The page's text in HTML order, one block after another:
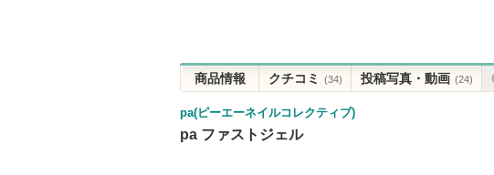
商品情報 クチコミ (34) 投稿写真・動画 (24)
pa(ピーエーネイルコレクティブ)
pa ファストジェル